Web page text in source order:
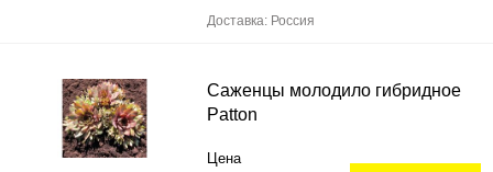
Доставка: Россия
Саженцы молодило гибридное
Patton
Цена